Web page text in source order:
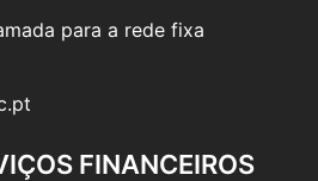
para a rede fixa
FINANCEIROS